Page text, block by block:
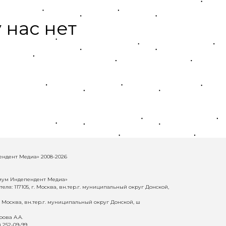
нет
Медиа» 2008-2026
Индепендент Медиа»
117105, г. Москва, вн.тер.г. муниципальный округ Донской,
Москва, вн.тер.г. муниципальный округ Донской, ш
А.А.